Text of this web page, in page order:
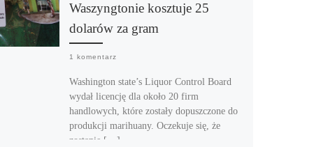
Waszyngtonie kosztuje 25
dolarów za gram
1 komentarz
Washington state’s Liquor Control Board
wydał licencję dla około 20 firm
handlowych, które zostały dopuszczone do
produkcji marihuany. Oczekuje się, że
zostanie […]